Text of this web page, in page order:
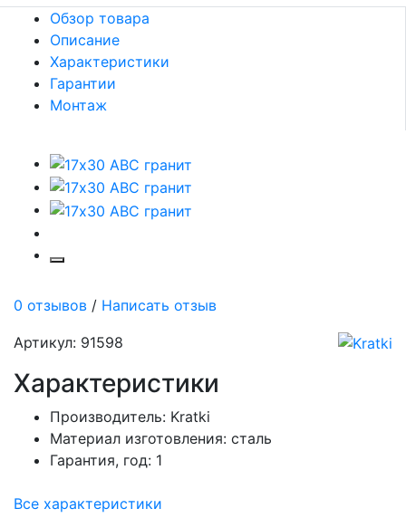
Обзор товара
Описание
Характеристики
Гарантии
Монтаж
0 отзывов / Написать отзыв
Артикул: 91598
Характеристики
Производитель: Kratki
Материал изготовления: сталь
Гарантия, год: 1
Все характеристики